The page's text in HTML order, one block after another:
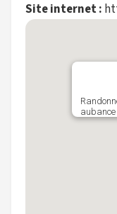
Site internet :